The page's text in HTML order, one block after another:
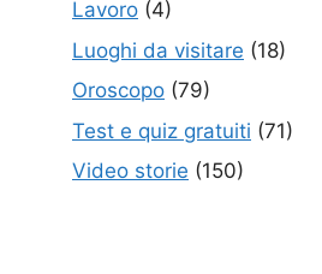
Lavoro (4)
Luoghi da visitare (18)
Oroscopo (79)
Test e quiz gratuiti (71)
Video storie (150)